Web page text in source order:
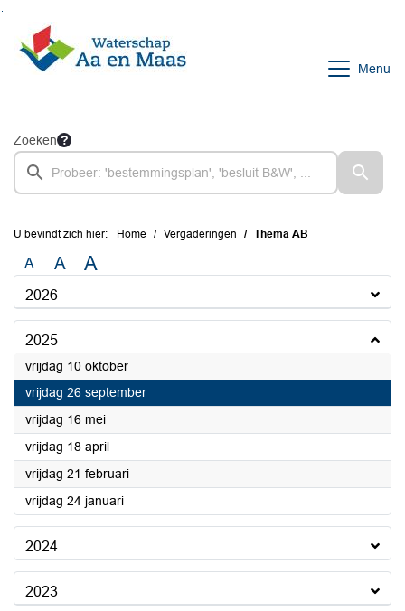
Ga naar de inhoud van deze pagina
Ga naar het zoeken
Ga naar het menu
Menu
Zoeken
U bevindt zich hier: Home Vergaderingen Thema AB
A A A
2026
2025
vrijdag 10 oktober2025
vrijdag 26 september2025
vrijdag 16 mei2025
vrijdag 18 april2025
vrijdag 21 februari2025
vrijdag 24 januari2025
2024
2023